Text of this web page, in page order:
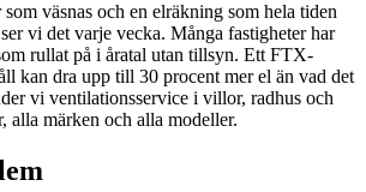
väsnas och en elräkning som hela tiden
vi det varje vecka. Många fastigheter har
rullat på i åratal utan tillsyn. Ett FTX-
kan dra upp till 30 procent mer el än vad det
vi ventilationsservice i villor, radhus och
alla märken och alla modeller.